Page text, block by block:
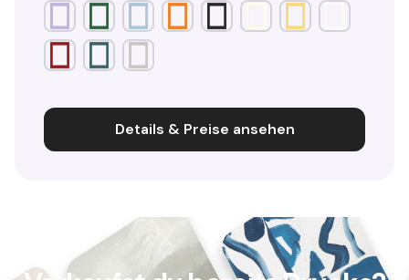
Details & Preise ansehen